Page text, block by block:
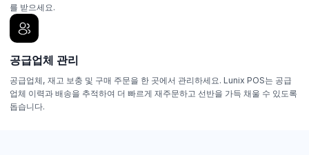
를 받으세요.
공급업체 관리
공급업체, 재고 보충 및 구매 주문을 한 곳에서 관리하세요. Lunix POS는 공급
업체 이력과 배송을 추적하여 더 빠르게 재주문하고 선반을 가득 채울 수 있도록
돕습니다.